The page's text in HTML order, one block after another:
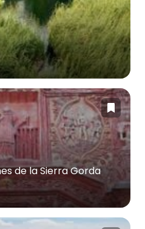
de la Sierra Gorda